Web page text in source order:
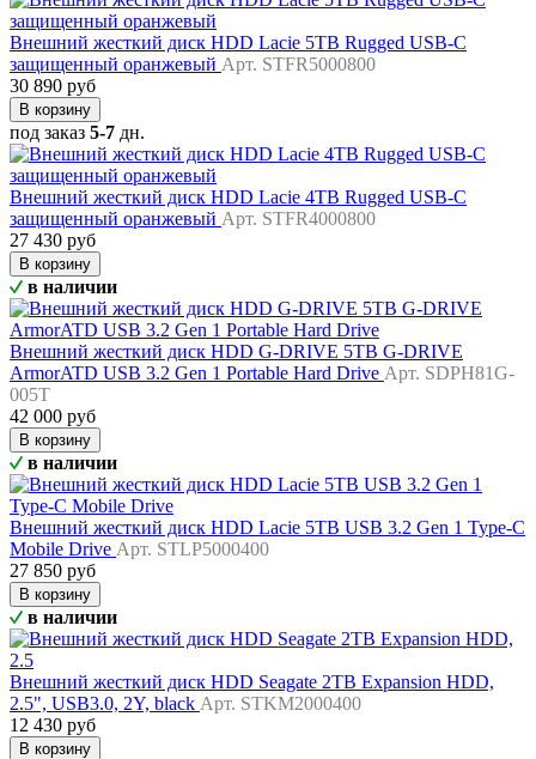
Внешний жесткий диск HDD Lacie 5TB Rugged USB-C
защищенный оранжевый Арт. STFR5000800
30 890 руб
В корзину
под заказ 5-7 дн.
Внешний жесткий диск HDD Lacie 4TB Rugged USB-C
защищенный оранжевый Арт. STFR4000800
27 430 руб
В корзину
в наличии
Внешний жесткий диск HDD G-DRIVE 5TB G-DRIVE
ArmorATD USB 3.2 Gen 1 Portable Hard Drive Арт. SDPH81G-
005T
42 000 руб
В корзину
в наличии
Внешний жесткий диск HDD Lacie 5TB USB 3.2 Gen 1 Type-C
Mobile Drive Арт. STLP5000400
27 850 руб
В корзину
в наличии
Внешний жесткий диск HDD Seagate 2TB Expansion HDD,
2.5", USB3.0, 2Y, black Арт. STKM2000400
12 430 руб
В корзину